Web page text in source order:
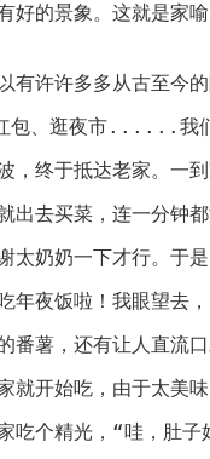
好的景象。这就是家
有许许多多从古至今
、逛夜市......我们
，终于抵达老家。一
出去买菜，连一分钟
太奶奶一下才行。于
年夜饭啦！我眼望去
番薯，还有让人直流
始吃，由于太美味
吃个精光，“哇，肚